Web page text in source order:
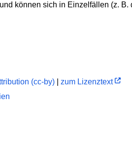
können sich in Einzelfällen (z.
(cc-by)
zum Lizenztext